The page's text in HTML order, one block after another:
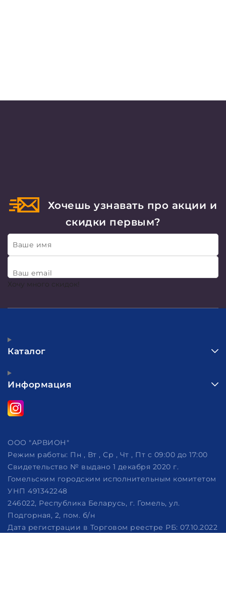
Хочешь узнавать про акции и
скидки первым?
Ваше имя
Ваш email
Хочу много скидок!
Каталог
Информация
ООО "АРВИОН"
Режим работы: Пн , Вт , Ср , Чт , Пт c 09:00 до 17:00
Свидетельство № выдано 1 декабря 2020 г.
Гомельским городским исполнительным комитетом
УНП 491342248
246022, Республика Беларусь, г. Гомель, ул.
Подгорная, 2, пом. б/н
Дата регистрации в Торговом реестре РБ: 07.10.2022